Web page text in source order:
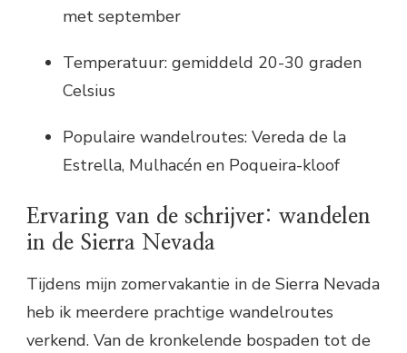
met september
Temperatuur: gemiddeld 20-30 graden
Celsius
Populaire wandelroutes: Vereda de la
Estrella, Mulhacén en Poqueira-kloof
Ervaring van de schrijver: wandelen
in de Sierra Nevada
Tijdens mijn zomervakantie in de Sierra Nevada
heb ik meerdere prachtige wandelroutes
verkend. Van de kronkelende bospaden tot de